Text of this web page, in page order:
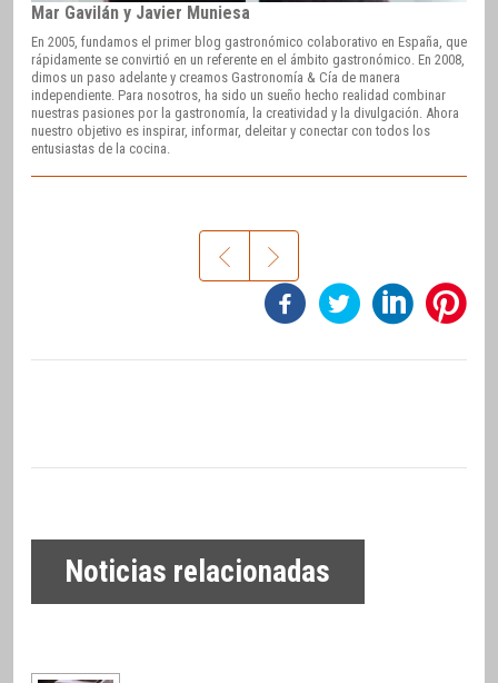
Mar Gavilán y Javier Muniesa
En 2005, fundamos el primer blog gastronómico colaborativo en España, que
rápidamente se convirtió en un referente en el ámbito gastronómico. En 2008,
dimos un paso adelante y creamos Gastronomía & Cía de manera
independiente. Para nosotros, ha sido un sueño hecho realidad combinar
nuestras pasiones por la gastronomía, la creatividad y la divulgación. Ahora
nuestro objetivo es inspirar, informar, deleitar y conectar con todos los
entusiastas de la cocina.
Noticias relacionadas